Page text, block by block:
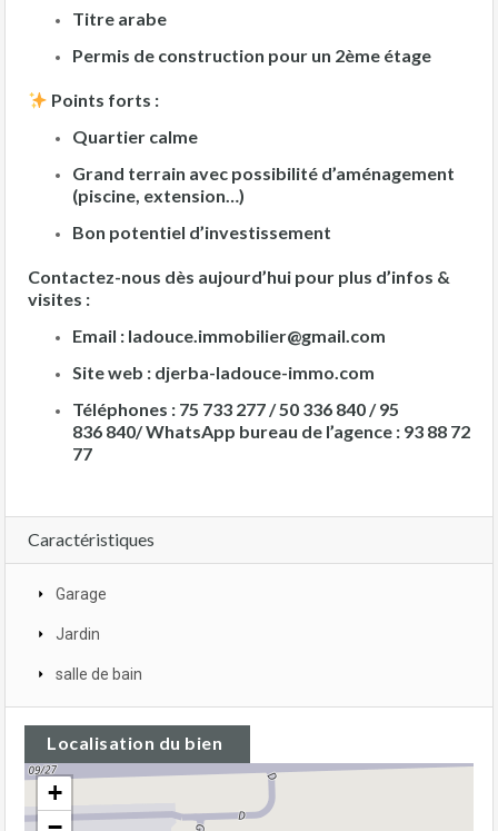
Titre arabe
Permis de construction pour un 2ème étage
Points forts :
Quartier calme
Grand terrain avec possibilité d’aménagement
(piscine, extension…)
Bon potentiel d’investissement
Contactez-nous dès aujourd’hui pour plus d’infos &
visites :
Email : ladouce.immobilier@gmail.com
Site web : djerba-ladouce-immo.com
Téléphones : 75 733 277 / 50 336 840 / 95
836 840/ WhatsApp bureau de l’agence : 93 88 72
77
Caractéristiques
Garage
Jardin
salle de bain
Localisation du bien
+